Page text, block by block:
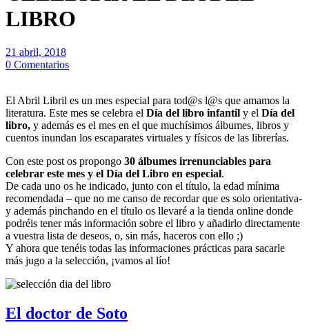
LIBRO
21 abril, 2018
0 Comentarios
El Abril Libril es un mes especial para tod@s l@s que amamos la
literatura. Este mes se celebra el Día del libro infantil y el Día del
libro, y además es el mes en el que muchísimos álbumes, libros y
cuentos inundan los escaparates virtuales y físicos de las librerías.
Con este post os propongo 30 álbumes irrenunciables para
celebrar este mes y el Día del Libro en especial.
De cada uno os he indicado, junto con el título, la edad mínima
recomendada – que no me canso de recordar que es solo orientativa-
y además pinchando en el título os llevaré a la tienda online donde
podréis tener más información sobre el libro y añadirlo directamente
a vuestra lista de deseos, o, sin más, haceros con ello ;)
Y ahora que tenéis todas las informaciones prácticas para sacarle
más jugo a la selección, ¡vamos al lío!
El doctor de Soto